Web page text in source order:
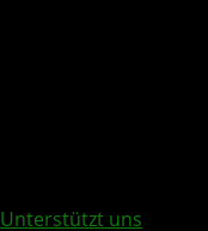
Unterstützt uns